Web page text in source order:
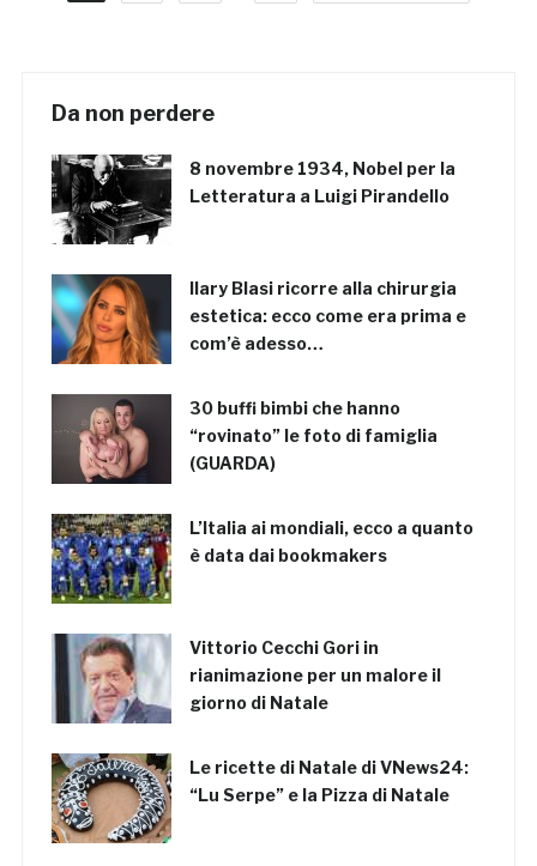
Da non perdere
8 novembre 1934, Nobel per la
Letteratura a Luigi Pirandello
Ilary Blasi ricorre alla chirurgia
estetica: ecco come era prima e
com’è adesso…
30 buffi bimbi che hanno
“rovinato” le foto di famiglia
(GUARDA)
L’Italia ai mondiali, ecco a quanto
è data dai bookmakers
Vittorio Cecchi Gori in
rianimazione per un malore il
giorno di Natale
Le ricette di Natale di VNews24:
“Lu Serpe” e la Pizza di Natale